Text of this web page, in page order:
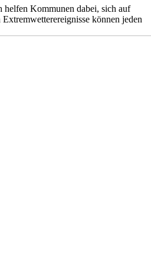
helfen Kommunen dabei, sich auf
können jeden